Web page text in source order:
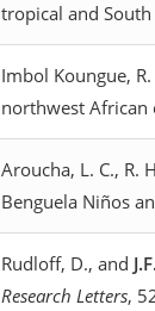
tropical and
Imbol Koungue,
northwest African
Aroucha, L. C., R.
Benguela Niños
Rudloff, D., and
Research Letters,